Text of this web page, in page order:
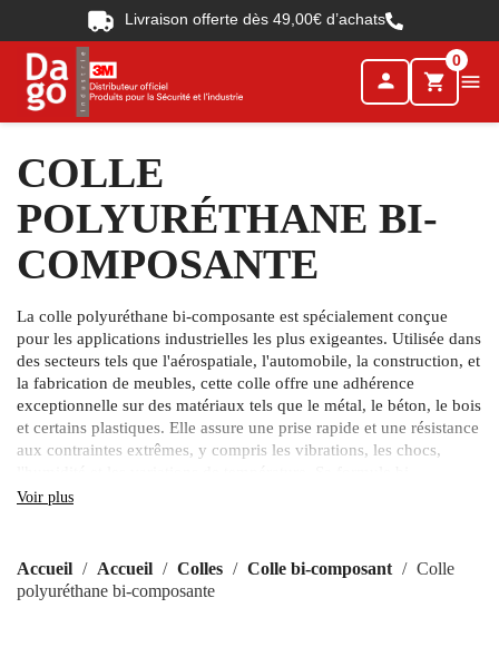
Livraison offerte dès 49,00€ d’achats
person shopping_cart
0

COLLE
POLYURÉTHANE BI-
COMPOSANTE
La colle polyuréthane bi-composante est spécialement conçue
pour les applications industrielles les plus exigeantes. Utilisée dans
des secteurs tels que l'aérospatiale, l'automobile, la construction, et
la fabrication de meubles, cette colle offre une adhérence
exceptionnelle sur des matériaux tels que le métal, le béton, le bois
et certains plastiques. Elle assure une prise rapide et une résistance
aux contraintes extrêmes, y compris les vibrations, les chocs,
composante garantit une liaison durable, capable de résister aux
Voir plus
Accueil Accueil Colles Colle bi-composant
Colle
polyuréthane bi-composante